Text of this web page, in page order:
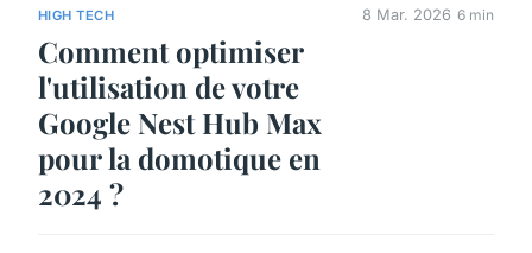
HIGH TECH
Comment optimiser
l'utilisation de votre
Google Nest Hub Max
pour la domotique en
2024 ?
8 Mar. 2026 6 min